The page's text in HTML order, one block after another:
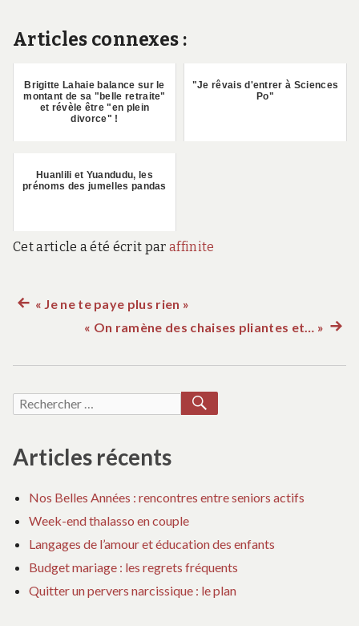
Articles connexes :
Brigitte Lahaie balance sur le
montant de sa "belle retraite"
et révèle être "en plein
divorce" !
"Je rêvais d'entrer à Sciences
Po"
Huanlili et Yuandudu, les
prénoms des jumelles pandas
Cet article a été écrit par affinite
Navigation
l’article
Article
précédent :
« Je ne te paye plus rien »
« On ramène des chaises pliantes et… »
Recherche
Articles récents
Nos Belles Années : rencontres entre seniors actifs
Week-end thalasso en couple
Langages de l’amour et éducation des enfants
Budget mariage : les regrets fréquents
Quitter un pervers narcissique : le plan